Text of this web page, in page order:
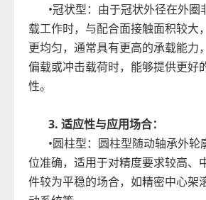
•冠状型：由于冠状外径在外圈
载工作时， 与配合面接触面积较大
更均匀，通常具有更高的承载能力
偏载或冲击载荷时，能够提供更好
性。
3. 适应性与应用场合：
•圆柱型：圆柱型随动轴承外轮
位准确，适用于对精度要求较高、
件较为平稳的场合，如精密中心架